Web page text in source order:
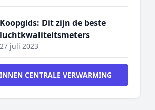
Koopgids: Dit zijn de beste
luchtkwaliteitsmeters
27 juli 2023
CENTRALE VERWARMING